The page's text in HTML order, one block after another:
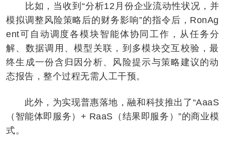
比如，当收到“分析12月份企业流动性状况，并
模拟调整风险策略后的财务影响”的指令后，RonAg
ent可自动调度各模块智能体协同工作，从任务分
解、数据调用、模型关联，到多模块交互校验，最
终生成一份含归因分析、风险提示与策略建议的动
态报告，整个过程无需人工干预。
此外，为实现普惠落地，融和科技推出了“AaaS
（智能体即服务）+ RaaS（结果即服务）”的商业模
式。